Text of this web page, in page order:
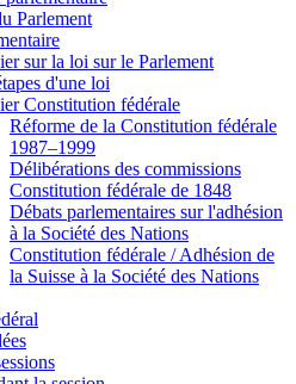
Parlement
sur la loi sur le Parlement
d'une loi
Constitution fédérale
Réforme de la Constitution fédérale
1987–1999
Délibérations des commissions
Constitution fédérale de 1848
Débats parlementaires sur l'adhésion
à la Société des Nations
Constitution fédérale / Adhésion de
la Suisse à la Société des Nations